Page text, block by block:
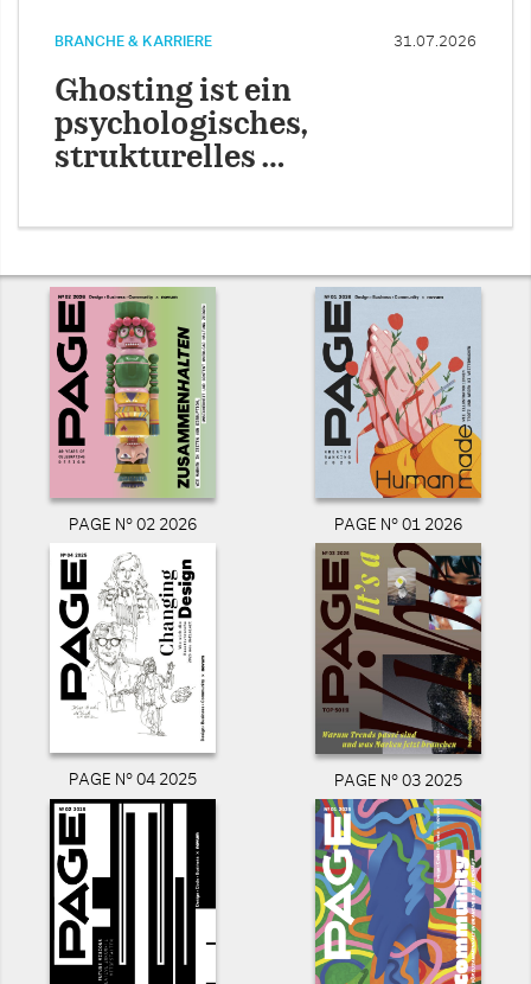
BRANCHE & KARRIERE 31.07.2026
Ghosting ist ein
psychologisches,
strukturelles …
PAGE N° 02 2026 PAGE N° 01 2026
PAGE N° 04 2025 PAGE N° 03 2025